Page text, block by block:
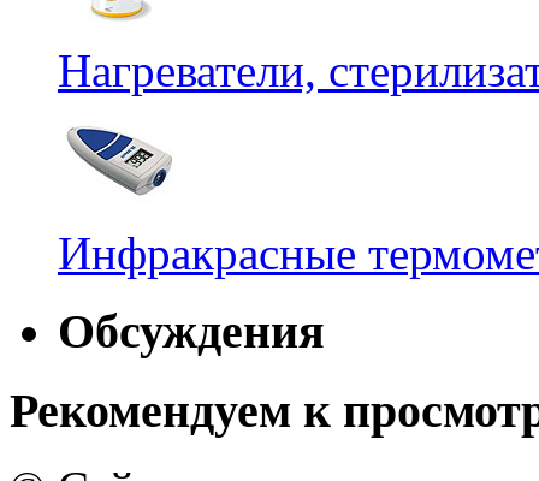
Нагреватели,
Инфракрасные
Обсуждения
Рекомендуем к